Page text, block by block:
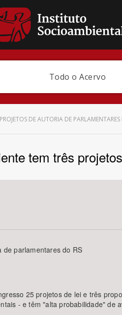
Todo o Acervo
Bioma / Bacia
DE AUTORIA DE PARLAMENTARES
tem três
parlamentares do RS
25 projetos de lei e três
- e têm "alta probabilidade" de